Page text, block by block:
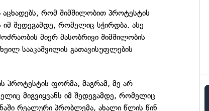
აცხადებს, რომ შიმშილობით პროტესტის
იმ შედეგამდე, რომელიც სჭირდბა. ასე
მიერ მასობრივი შიმშილობის
სააკაშვილის გათავისუფლების
პროტესტის ფორმა, მაგრამ, მე არ
მიგვიყვანს იმ შედეგამდე, რომელიც
რეალური პრობლემა, ახალი წლის წინ